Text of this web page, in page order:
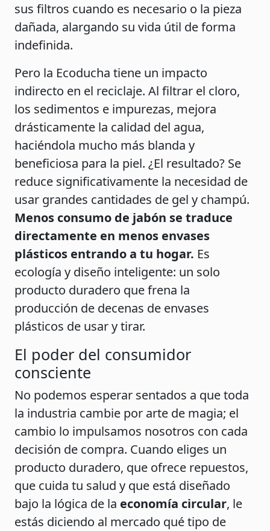
sus filtros cuando es necesario o la pieza
dañada, alargando su vida útil de forma
indefinida.
Pero la Ecoducha tiene un impacto
indirecto en el reciclaje. Al filtrar el cloro,
los sedimentos e impurezas, mejora
drásticamente la calidad del agua,
haciéndola mucho más blanda y
beneficiosa para la piel. ¿El resultado? Se
reduce significativamente la necesidad de
usar grandes cantidades de gel y champú.
Menos consumo de jabón se traduce
directamente en menos envases
plásticos entrando a tu hogar. Es
ecología y diseño inteligente: un solo
producto duradero que frena la
producción de decenas de envases
plásticos de usar y tirar.
El poder del consumidor
consciente
No podemos esperar sentados a que toda
la industria cambie por arte de magia; el
cambio lo impulsamos nosotros con cada
decisión de compra. Cuando eliges un
producto duradero, que ofrece repuestos,
que cuida tu salud y que está diseñado
bajo la lógica de la economía circular, le
estás diciendo al mercado qué tipo de